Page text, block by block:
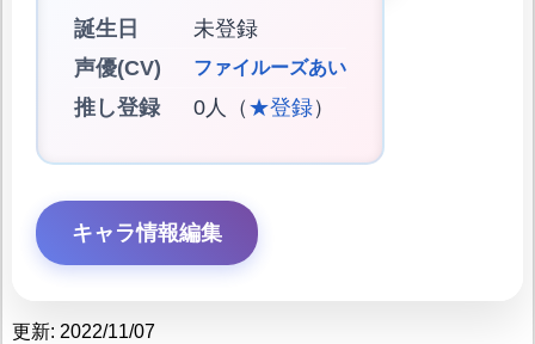
誕生日
未登録
声優(CV)
ファイルーズあい
推し登録 0人（ ★登録）
キャラ情報編集
更新: 2022/11/07